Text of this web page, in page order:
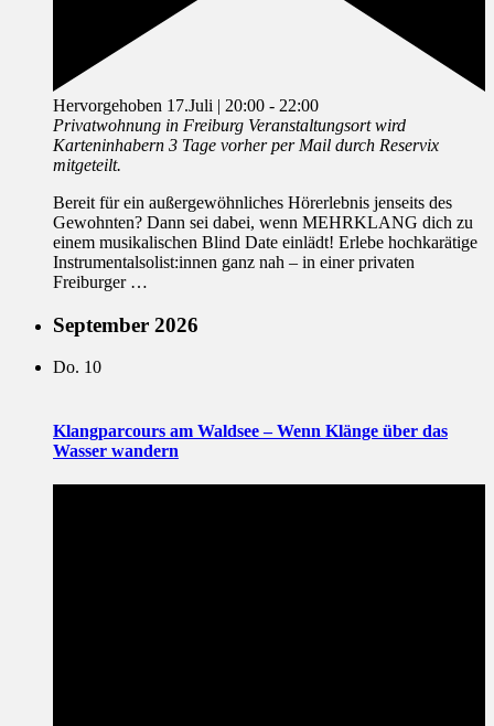
Hervorgehoben 17.Juli | 20:00 - 22:00
Privatwohnung in Freiburg Veranstaltungsort wird
Karteninhabern 3 Tage vorher per Mail durch Reservix
mitgeteilt.
Bereit für ein außergewöhnliches Hörerlebnis jenseits des
Gewohnten? Dann sei dabei, wenn MEHRKLANG dich zu
einem musikalischen Blind Date einlädt! Erlebe hochkarätige
Instrumentalsolist:innen ganz nah – in einer privaten
Freiburger …
September 2026
Do. 10
Klangparcours am Waldsee – Wenn Klänge über das
Wasser wandern